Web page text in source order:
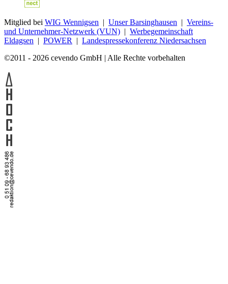
Mitglied bei WIG Wennigsen | Unser Barsinghausen | Vereins-
und Unternehmer-Netzwerk (VUN) | Werbegemeinschaft
Eldagsen | POWER | Landespressekonferenz Niedersachsen
©2011 - 2026 cevendo GmbH | Alle Rechte vorbehalten